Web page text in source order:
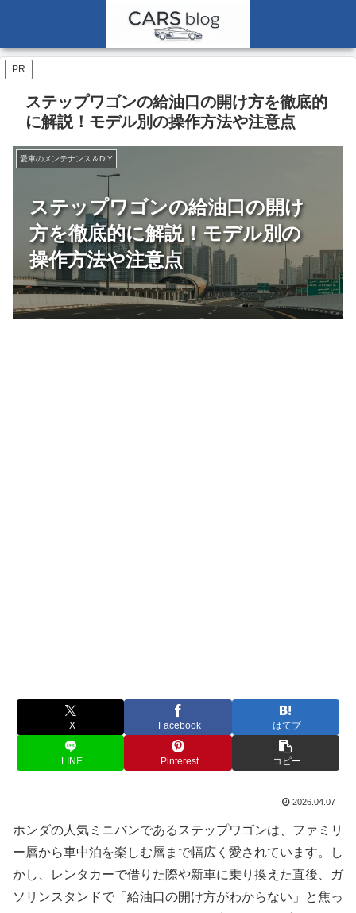
PR
ステップワゴンの給油口の開け方を徹底的
に解説！モデル別の操作方法や注意点
ステップワゴンの給油口の開け
方を徹底的に解説！モデル別の
操作方法や注意点
愛車のメンテナンス＆DIY
X Facebook はてブ
LINE Pinterest コピー
2026.04.07
ホンダの人気ミニバンであるステップワゴンは、ファミリ
ー層から車中泊を楽しむ層まで幅広く愛されています。し
かし、レンタカーで借りた際や新車に乗り換えた直後、ガ
ソリンスタンドで「給油口の開け方がわからない」と焦っ